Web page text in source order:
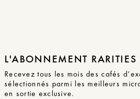
L'ABONNEMENT RARITIES
Recevez tous les mois des cafés
sélectionnés parmi les meilleurs
en sortie exclusive.